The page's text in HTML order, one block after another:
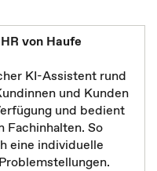
von Haufe
KI-Assistent rund
und Kunden
und bedient
Fachinhalten. So
eine individuelle